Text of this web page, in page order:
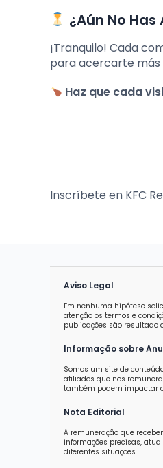
¿Aún No
¡Tranquilo! Cada
para acercarte más
Haz que cada
Inscríbete en KFC
Aviso Legal
Em nenhuma hipótese
atenção os termos e
publicações são
Informação sobre
Somos um site de
afiliados que nos
também podem impactar
Nota Editorial
A remuneração que
informações precisas,
diferentes situações.